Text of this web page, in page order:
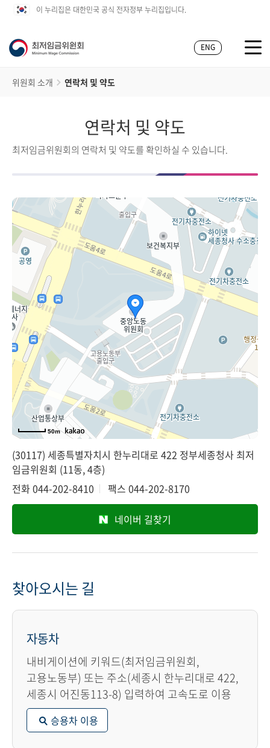
이 누리집은 대한민국 공식 전자정부 누리집입니다.
ENG
위원회 소개 연락처 및 약도
연락처 및 약도
최저임금위원회의 연락처 및 약도를 확인하실 수 있습니다.
50m
(30117) 세종특별자치시 한누리대로 422 정부세종청사 최저
임금위원회 (11동, 4층)
전화044-202-8410 팩스 044-202-8170
네이버 길찾기
찾아오시는 길
자동차
내비게이션에 키워드(최저임금위원회,
고용노동부) 또는 주소(세종시 한누리대로 422,
세종시 어진동113-8) 입력하여 고속도로 이용
승용차 이용